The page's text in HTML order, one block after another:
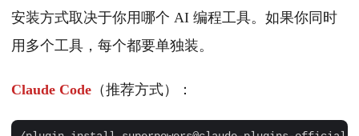
安装方式取决于你用哪个 AI 编程工具。如果你同时
用多个工具，每个都要单独装。
Claude Code （推荐方式）：